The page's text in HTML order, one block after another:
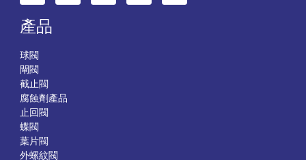
產品
球閥
閘閥
截止閥
腐蝕劑產品
止回閥
蝶閥
葉片閥
外螺紋閥